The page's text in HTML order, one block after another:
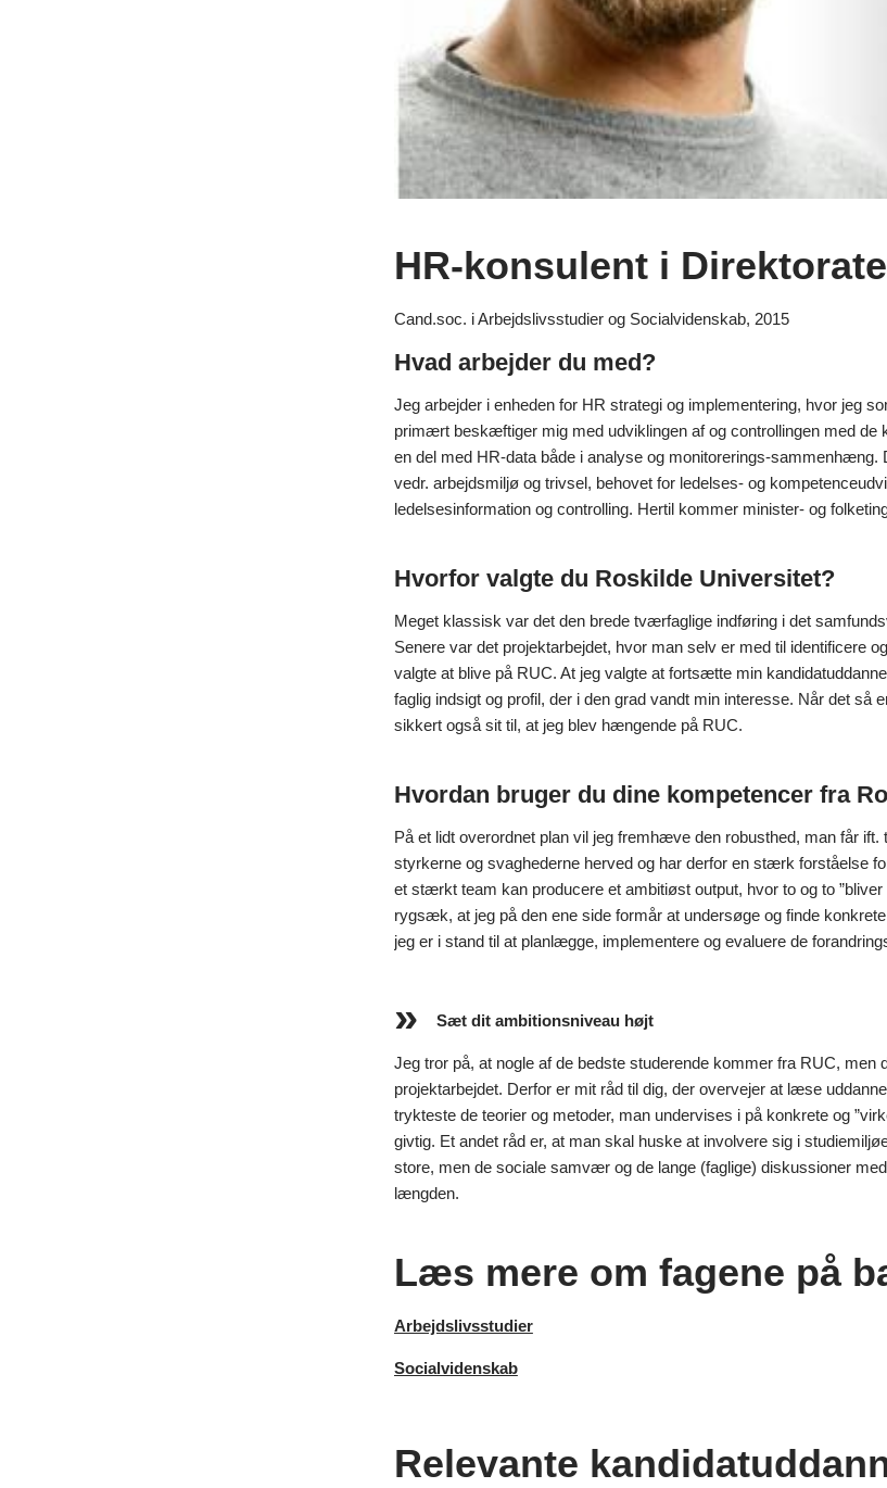
HR-konsulent i
Cand.soc. i Arbejdslivsstudier og Socialvidenskab, 2015
Hvad arbejder du med?
Jeg arbejder i enheden for HR strategi og implementering, hvor jeg
primært beskæftiger mig med udviklingen af og controllingen med
en del med HR-data både i analyse og monitorerings-
vedr. arbejdsmiljø og trivsel, behovet for ledelses- og
ledelsesinformation og controlling. Hertil kommer minister- og
Hvorfor valgte du Roskilde Universitet?
Meget klassisk var det den brede tværfaglige indføring i det
Senere var det projektarbejdet, hvor man selv er med til identificere
valgte at blive på RUC. At jeg valgte at fortsætte min
faglig indsigt og profil, der i den grad vandt min interesse. Når det
sikkert også sit til, at jeg blev hængende på RUC.
Hvordan bruger du dine kompetencer fra
På et lidt overordnet plan vil jeg fremhæve den robusthed, man får
styrkerne og svaghederne herved og har derfor en stærk forståelse
et stærkt team kan producere et ambitiøst output, hvor to og to
rygsæk, at jeg på den ene side formår at undersøge og finde
jeg er i stand til at planlægge, implementere og evaluere de
Sæt dit ambitionsniveau højt
Jeg tror på, at nogle af de bedste studerende kommer fra RUC,
projektarbejdet. Derfor er mit råd til dig, der overvejer at læse
trykteste de teorier og metoder, man undervises i på konkrete og
givtig. Et andet råd er, at man skal huske at involvere sig i
store, men de sociale samvær og de lange (faglige) diskussioner
længden.
Læs mere om fagene på
Arbejdslivsstudier
Socialvidenskab
Relevante